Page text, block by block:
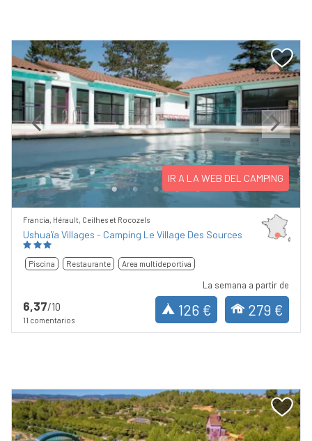
Previous Next
IR A LA WEB DEL CAMPING
Francia, Hérault, Ceilhes et Rocozels
Ushuaïa Villages - Camping Le Village Des Sources
Piscina Restaurante Area multideportiva
6,37/10
11 comentarios
La semana a partir de
126 € 279 €